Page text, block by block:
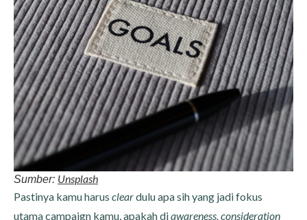
Sumber: Unsplash
Pastinya kamu harus cleardulu apa sih yang jadi fokus
utama campaign kamu, apakah diawareness, consideration